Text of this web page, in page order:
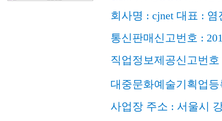
회사명 : cjnet 대표 : 염
통신판매신고번호 :
직업정보제공신고번
대중문화예술기획업
사업장 주소 : 서울시